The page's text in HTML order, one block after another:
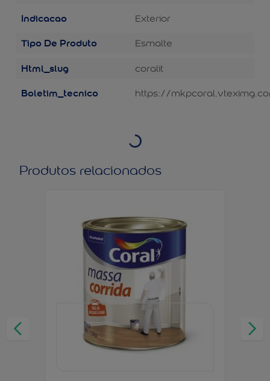
Indicacao Exterior
Tipo De Produto Esmalte
Html_slug coralit
Boletim_tecnico https://
Produtos relacionados